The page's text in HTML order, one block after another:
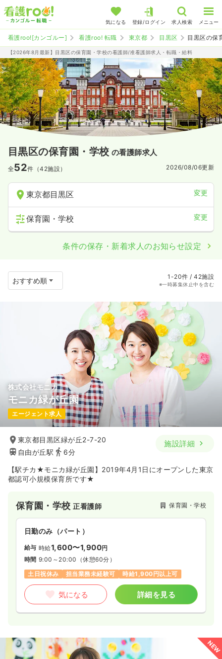
気になる 登録/ログイン 求人検索 メニュー
看護roo![カンゴルー] 看護roo! 転職 東京都 目黒区 目黒区の保
【2026年8月最新】目黒区の保育園・学校の看護師/准看護師求人・転職・給料
目黒区の保育園・学校 の看護師求人
全52件（42施設） 2026/08/06更新
東京都目黒区 変更
保育園・学校 変更
条件の保存・新着求人のお知らせ設定
1-20件 / 42施設
※一時募集休止中を含む
株式会社モニカ
モニカ緑が丘園
エージェント求人
東京都目黒区緑が丘2-7-20
自由が丘駅
6分
施設詳細
【駅チカ★モニカ緑が丘園】2019年4月1日にオープンした東京
都認可小規模保育所です★
保育園・学校正看護師 保育園・学校
日勤のみ（パート）
給与 時給1,600〜1,900円
時間 9:00～20:00 （休憩60分）
土日祝休み
担当業務未経験可 時給1,900円以上可
気になる 詳細を見る
NEW